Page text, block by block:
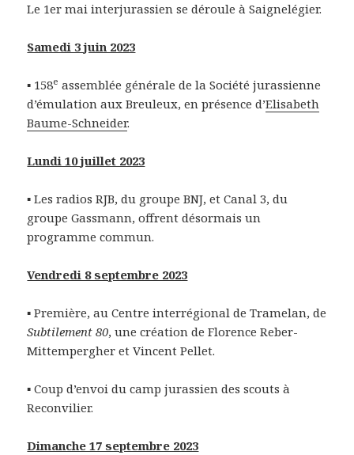
Le 1er mai interjurassien se déroule à Saignelégier.
Samedi 3 juin 2023
▪ 158e assemblée générale de la Société jurassienne
d’émulation aux Breuleux, en présence d’Elisabeth
Baume-Schneider.
Lundi 10 juillet 2023
▪ Les radios RJB, du groupe BNJ, et Canal 3, du
groupe Gassmann, offrent désormais un
programme commun.
Vendredi 8 septembre 2023
▪ Première, au Centre interrégional de Tramelan, de
Subtilement 80, une création de Florence Reber-
Mittempergher et Vincent Pellet.
▪ Coup d’envoi du camp jurassien des scouts à
Reconvilier.
Dimanche 17 septembre 2023